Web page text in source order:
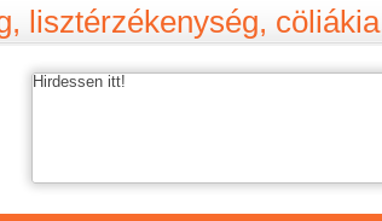
lisztérzékenység,
Hirdessen itt!